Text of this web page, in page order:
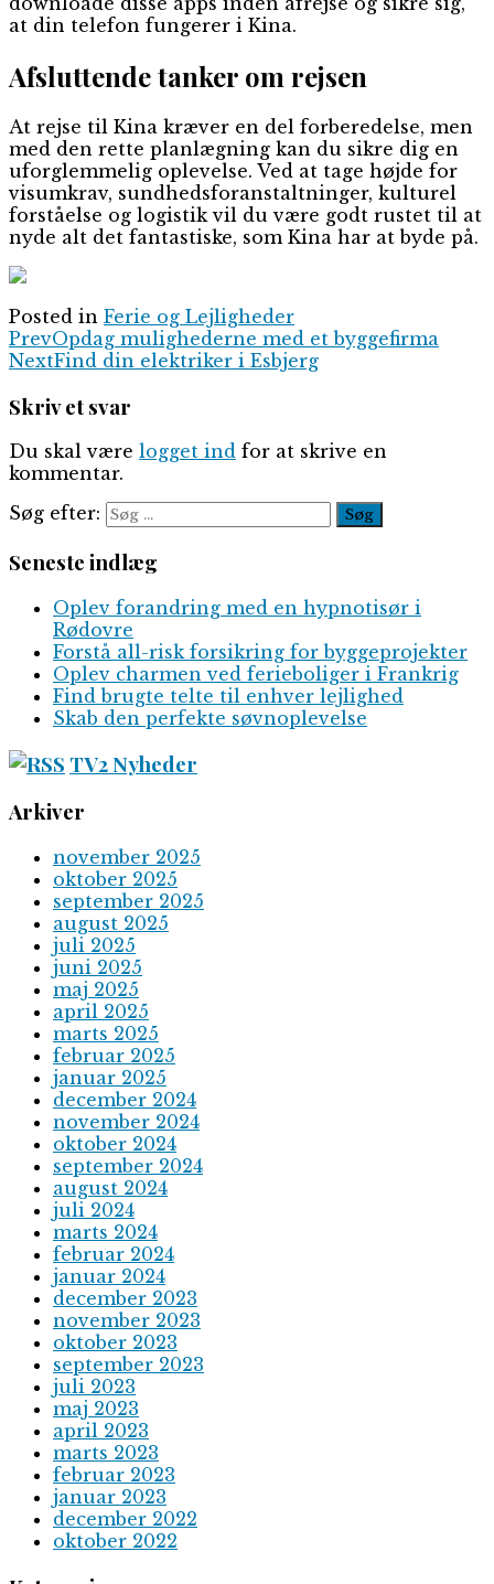
at din telefon fungerer i Kina.
Afsluttende tanker om rejsen
At rejse til Kina kræver en del forberedelse, men
med den rette planlægning kan du sikre dig en
uforglemmelig oplevelse. Ved at tage højde for
visumkrav, sundhedsforanstaltninger, kulturel
forståelse og logistik vil du være godt rustet til at
nyde alt det fantastiske, som Kina har at byde på.
Posted in Ferie og Lejligheder
PrevOpdag mulighederne med et byggefirma
NextFind din elektriker i Esbjerg
Skriv et svar
Du skal være logget ind for at skrive en
kommentar.
Søg efter:
Seneste indlæg
Oplev forandring med en hypnotisør i
Rødovre
Forstå all-risk forsikring for byggeprojekter
Oplev charmen ved ferieboliger i Frankrig
Find brugte telte til enhver lejlighed
Skab den perfekte søvnoplevelse
TV2 Nyheder
Arkiver
november 2025
oktober 2025
september 2025
august 2025
juli 2025
juni 2025
maj 2025
april 2025
marts 2025
februar 2025
januar 2025
december 2024
november 2024
oktober 2024
september 2024
august 2024
juli 2024
marts 2024
februar 2024
januar 2024
december 2023
november 2023
oktober 2023
september 2023
juli 2023
maj 2023
april 2023
marts 2023
februar 2023
januar 2023
december 2022
oktober 2022